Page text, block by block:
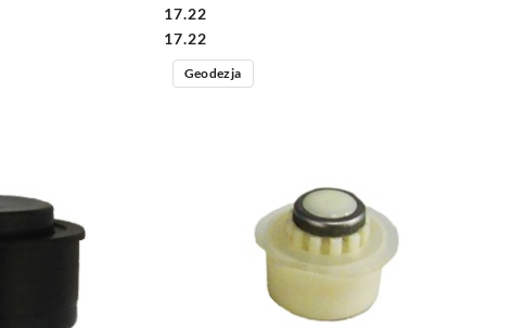
Cena:
17.22
Cena:
17.22
Geodezja